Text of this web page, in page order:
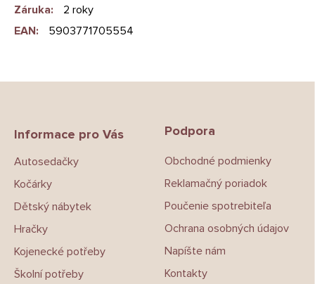
Záruka:
2 roky
EAN: 5903771705554
Informace pro Vás
Autosedačky
Kočárky
Dětský nábytek
Hračky
Kojenecké potřeby
Školní potřeby
Podpora
Obchodné podmienky
Reklamačný poriadok
Poučenie spotrebiteľa
Ochrana osobných údajov
Napíšte nám
Kontakty